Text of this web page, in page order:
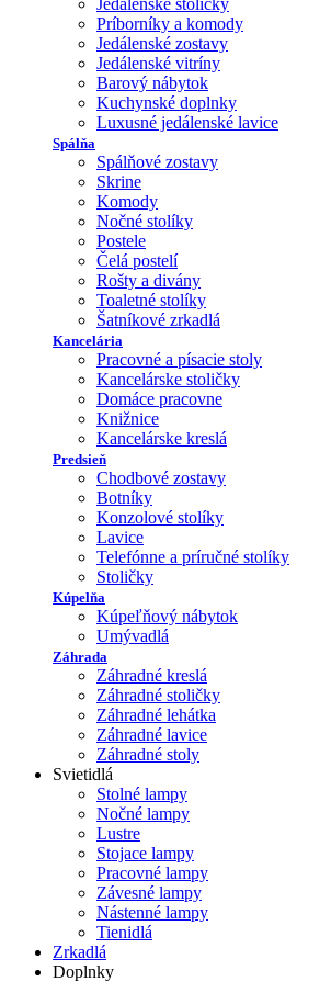
Jedálenské stoličky
Príborníky a komody
Jedálenské zostavy
Jedálenské vitríny
Barový nábytok
Kuchynské doplnky
Luxusné jedálenské lavice
Spálňa
Spálňové zostavy
Skrine
Komody
Nočné stolíky
Postele
Čelá postelí
Rošty a divány
Toaletné stolíky
Šatníkové zrkadlá
Kancelária
Pracovné a písacie stoly
Kancelárske stoličky
Domáce pracovne
Knižnice
Kancelárske kreslá
Predsieň
Chodbové zostavy
Botníky
Konzolové stolíky
Lavice
Telefónne a príručné stolíky
Stoličky
Kúpelňa
Kúpeľňový nábytok
Umývadlá
Záhrada
Záhradné kreslá
Záhradné stoličky
Záhradné lehátka
Záhradné lavice
Záhradné stoly
Svietidlá
Stolné lampy
Nočné lampy
Lustre
Stojace lampy
Pracovné lampy
Závesné lampy
Nástenné lampy
Tienidlá
Zrkadlá
Doplnky